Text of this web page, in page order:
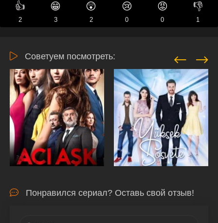
👍
2
😁
3
😲
2
😢
0
😡
0
👎
1
Советуем посмотреть:
Понравился сериал? Оставь свой отзыв!